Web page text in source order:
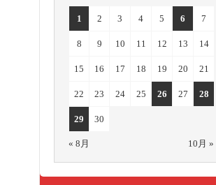
1 2 3 4 5 6 7
8 9 10 11 12 13 14
15 16 17 18 19 20 21
22 23 24 25 26 27 28
29 30
« 8月 10月 »